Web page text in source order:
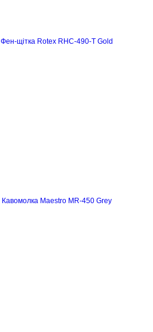
Фен-щітка Rotex RHC-490-T Gold
Кавомолка Maestro MR-450 Grey